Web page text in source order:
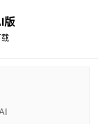
版
载